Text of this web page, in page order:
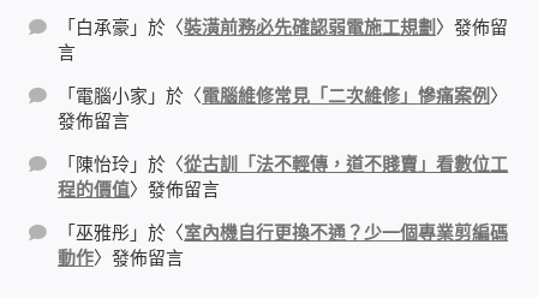
迅時數位網路電話總機
IP-PBX 租賃 借測 (雲端總機)
通航國際(Tonnet)
「白承豪 」於〈裝潢前務必先確認弱電施工規劃 〉發佈留
言
「電腦小家 」於〈電腦維修常見「二次維修」慘痛案例〉
發佈留言
「陳怡玲 」於〈從古訓「法不輕傳，道不賤賣」看數位工
程的價值〉發佈留言
「巫雅彤 」於〈室內機自行更換不通？少一個專業剪編碼
動作〉發佈留言